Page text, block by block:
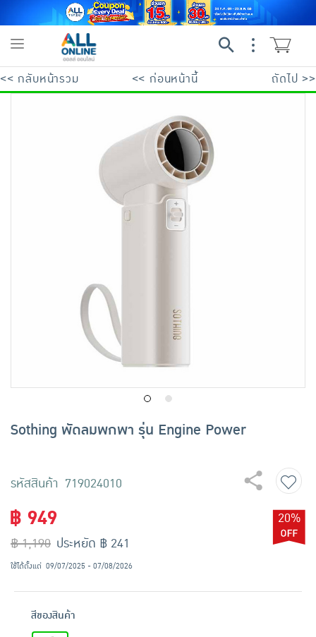
เครื่องดื่มและผงชงดื่ม
เครื่องปรุงรสและของแห้ง
ขนมขบเคี้ยว และช็อคโกแลต
พระเครื่อง test pop
Toggle
<< กลับหน้ารวม << ก่อนหน้านี้ ถัดไป >>
Sothing พัดลมพกพา รุ่น Engine Power
รหัสสินค้า 719024010
฿ 949
฿ 1,190
20%
ประหยัด ฿ 241
ใช้ได้ตั้งแต่ 09/07/2025 - 07/08/2026
สีของสินค้า